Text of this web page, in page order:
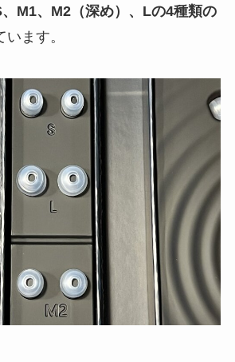
M1、M2（深め）、Lの4種類の
ます。